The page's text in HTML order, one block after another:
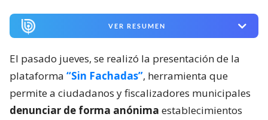
VER RESUMEN
El pasado jueves, se realizó la presentación de la
plataforma “Sin Fachadas”, herramienta que
permite a ciudadanos y fiscalizadores municipales
denunciar de forma anónima establecimientos